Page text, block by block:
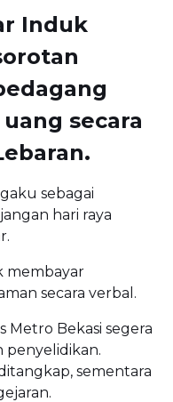
Induk
secara
sebagai
hari raya
membayar
secara verbal.
Metro Bekasi segera
sementara